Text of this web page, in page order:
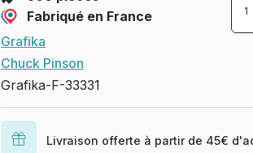
Fabriqué en France
Grafika
Chuck Pinson
Grafika-F-33331
Livraison offerte à partir de 45€